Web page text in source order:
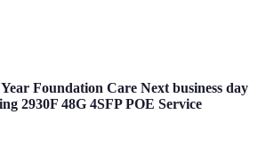
Foundation Care Next business day
2930F 48G 4SFP POE Service